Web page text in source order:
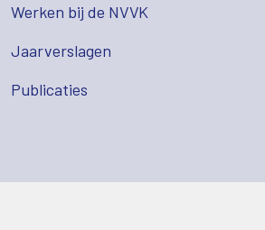
Werken bij de NVVK
Jaarverslagen
Publicaties